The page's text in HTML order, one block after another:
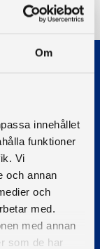
Om
innehållet
funktioner
Vi
och annan
och
med.
med annan
som de har